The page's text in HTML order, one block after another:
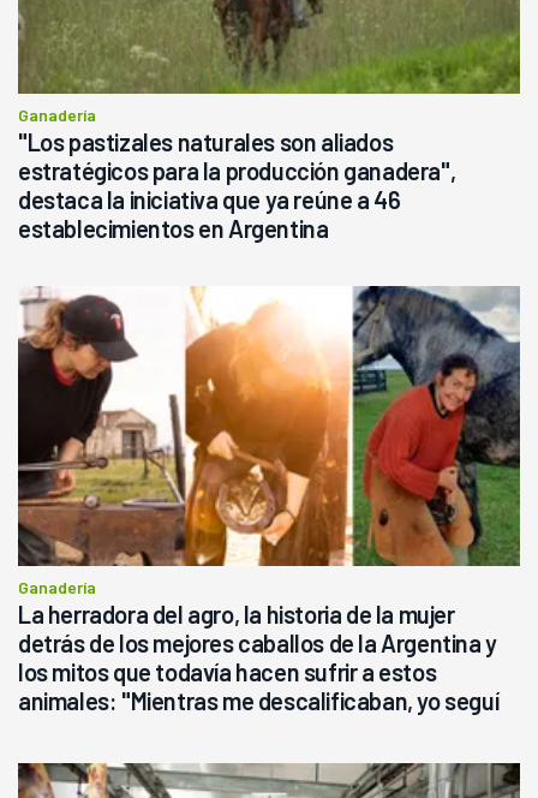
Ganadería
"Los pastizales naturales son aliados
estratégicos para la producción ganadera",
destaca la iniciativa que ya reúne a 46
establecimientos en Argentina
Ganadería
La herradora del agro, la historia de la mujer
detrás de los mejores caballos de la Argentina y
los mitos que todavía hacen sufrir a estos
animales: "Mientras me descalificaban, yo seguí